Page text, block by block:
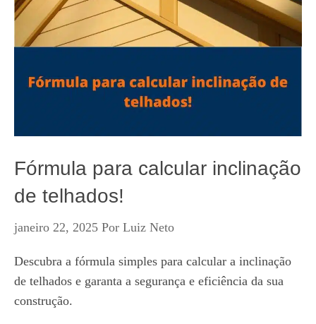
Fórmula para calcular inclinação
de telhados!
janeiro 22, 2025 Por Luiz Neto
Descubra a fórmula simples para calcular a inclinação
de telhados e garanta a segurança e eficiência da sua
construção.